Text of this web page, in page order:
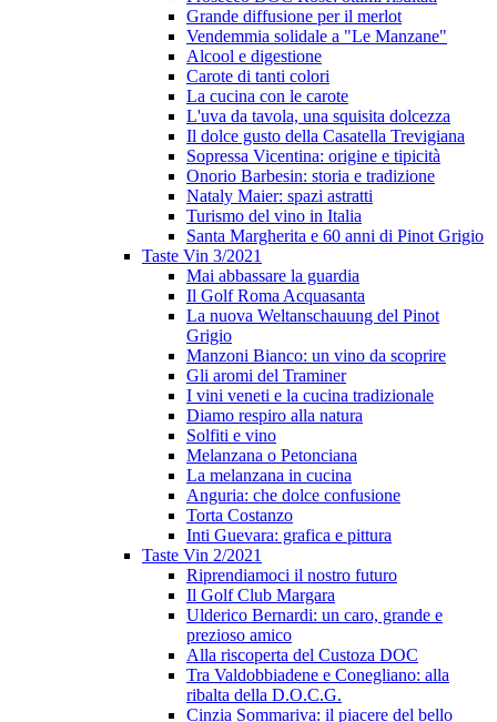
Grande diffusione per il merlot
Vendemmia solidale a "Le Manzane"
Alcool e digestione
Carote di tanti colori
La cucina con le carote
L'uva da tavola, una squisita dolcezza
Il dolce gusto della Casatella Trevigiana
Sopressa Vicentina: origine e tipicità
Onorio Barbesin: storia e tradizione
Nataly Maier: spazi astratti
Turismo del vino in Italia
Santa Margherita e 60 anni di Pinot Grigio
Taste Vin 3/2021
Mai abbassare la guardia
Il Golf Roma Acquasanta
La nuova Weltanschauung del Pinot
Grigio
Manzoni Bianco: un vino da scoprire
Gli aromi del Traminer
I vini veneti e la cucina tradizionale
Diamo respiro alla natura
Solfiti e vino
Melanzana o Petonciana
La melanzana in cucina
Anguria: che dolce confusione
Torta Costanzo
Inti Guevara: grafica e pittura
Taste Vin 2/2021
Riprendiamoci il nostro futuro
Il Golf Club Margara
Ulderico Bernardi: un caro, grande e
prezioso amico
Alla riscoperta del Custoza DOC
Tra Valdobbiadene e Conegliano: alla
ribalta della D.O.C.G.
Cinzia Sommariva: il piacere del bello